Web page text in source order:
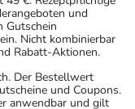
und
Gutschein
Nicht kombinierbar
Rabatt-Aktionen.
Der Bestellwert
und Coupons.
anwendbar und gilt